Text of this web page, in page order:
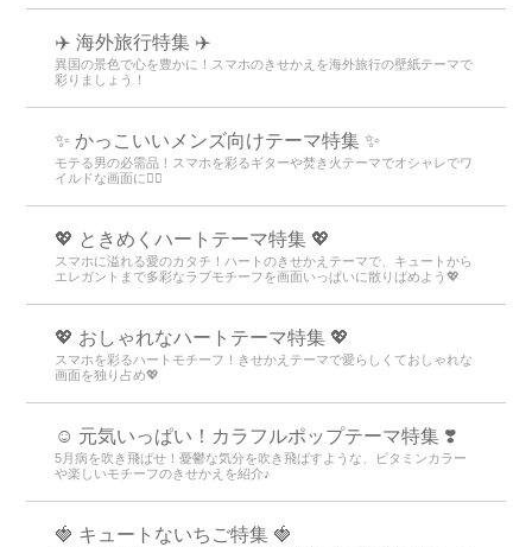
✈️ 海外旅行特集 ✈️
異国の景色で心を豊かに！スマホのきせかえを海外旅行の壁紙テーマで
彩りましょう！
✨ かっこいいメンズ向けテーマ特集 ✨
モテる男の必需品！スマホを彩るギターや焚き火テーマでオシャレでワ
イルドな画面に👍🏻
💖 ときめくハートテーマ特集 💖
スマホに溢れる愛のカタチ！ハートのきせかえテーマで、キュートから
エレガントまで多彩なラブモチーフを画面いっぱいに散りばめよう💖
💖 おしゃれなハートテーマ特集 💖
スマホを彩るハートモチーフ！きせかえテーマで愛らしくておしゃれな
画面を独り占め💖
☺️ 元気いっぱい！カラフルポップテーマ特集 ❣️
5月病を吹き飛ばせ！憂鬱な気分を吹き飛ばすような、ビタミンカラー
や楽しいモチーフのきせかえを紹介♪
🍓 キュートないちご特集 🍓